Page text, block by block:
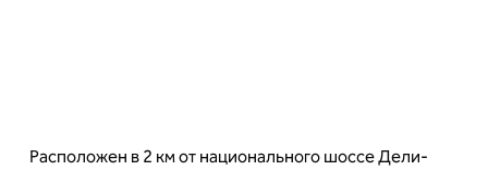
Расположен в 2 км от национального шоссе Дели-